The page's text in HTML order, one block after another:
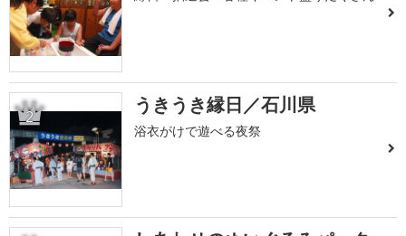
2 うきうき縁日／石川県
浴衣がけで遊べる夜祭